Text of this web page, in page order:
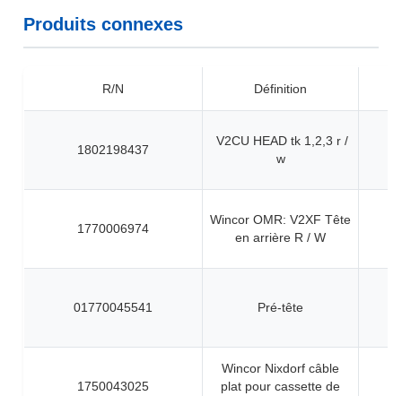
Produits connexes
R/N Définition
1802198437
V2CU HEAD tk 1,2,3 r /
w
1770006974
Wincor OMR: V2XF Tête
en arrière R / W
01770045541 Pré-tête
1750043025
Wincor Nixdorf câble
plat pour cassette de